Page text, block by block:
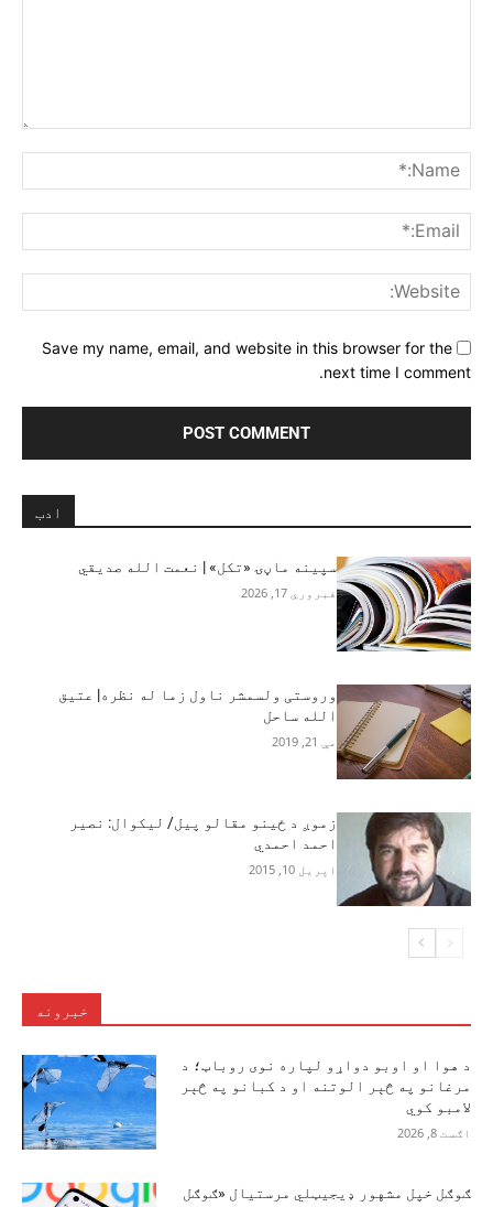
Save my name, email, and website in this browser for the
next time I comment.
ادب
سپینه ماڼۍ «تکل» | نعمت الله صدیقي
فبروري 17, 2026
وروستی ولسمشر ناول زما له نظره| عتیق
الله ساحل
مې 21, 2019
زموږ د ځينو مقالو پيل/ ليکوال: نصير
احمد احمدي
اپریل 10, 2015
خبرونه
د هوا او اوبو دواړو لپاره نوی روباټ؛ د
مرغانو په څېر الوتنه او د کبانو په څېر
لامبو کوي
اګست 8, 2026
ګوګل خپل مشهور ډیجیټلي مرستیال «ګوګل